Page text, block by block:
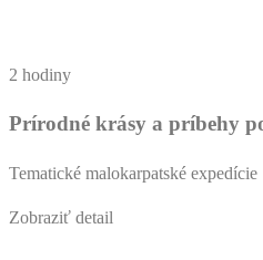
2 hodiny
Prírodné krásy a príbehy
Tematické malokarpatské expedície
Zobraziť detail